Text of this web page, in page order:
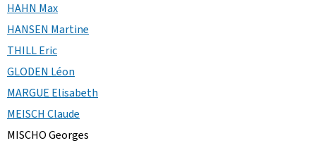
HAHN Max
HANSEN Martine
THILL Eric
GLODEN Léon
MARGUE Elisabeth
MEISCH Claude
MISCHO Georges